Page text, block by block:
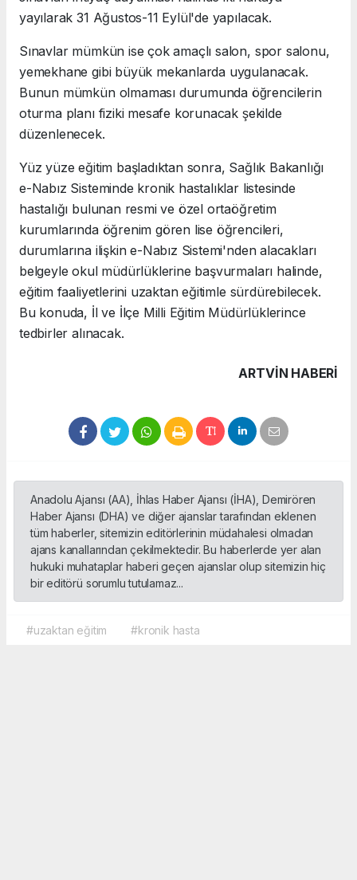
yayılarak 31 Ağustos-11 Eylül'de yapılacak.
Sınavlar mümkün ise çok amaçlı salon, spor salonu,
yemekhane gibi büyük mekanlarda uygulanacak.
Bunun mümkün olmaması durumunda öğrencilerin
oturma planı fiziki mesafe korunacak şekilde
düzenlenecek.
Yüz yüze eğitim başladıktan sonra, Sağlık Bakanlığı
e-Nabız Sisteminde kronik hastalıklar listesinde
hastalığı bulunan resmi ve özel ortaöğretim
kurumlarında öğrenim gören lise öğrencileri,
durumlarına ilişkin e-Nabız Sistemi'nden alacakları
belgeyle okul müdürlüklerine başvurmaları halinde,
eğitim faaliyetlerini uzaktan eğitimle sürdürebilecek.
Bu konuda, İl ve İlçe Milli Eğitim Müdürlüklerince
tedbirler alınacak.
ARTVIN HABERİ
Anadolu Ajansı (AA), İhlas Haber Ajansı (İHA), Demirören
Haber Ajansı (DHA) ve diğer ajanslar tarafından eklenen
tüm haberler, sitemizin editörlerinin müdahalesi olmadan
ajans kanallarından çekilmektedir. Bu haberlerde yer alan
hukuki muhataplar haberi geçen ajanslar olup sitemizin hiç
bir editörü sorumlu tutulamaz...
#uzaktan eğitim #kronik hasta